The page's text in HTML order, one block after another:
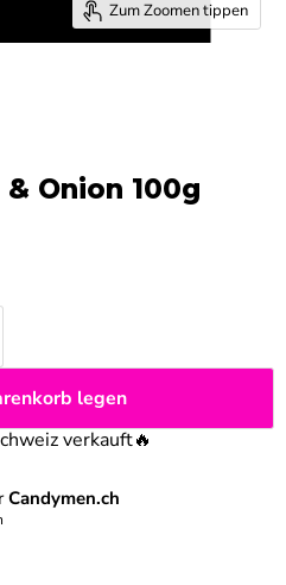
Zum Zoomen tippen
& Onion 100g
legen
verkauft🔥
Candymen.ch